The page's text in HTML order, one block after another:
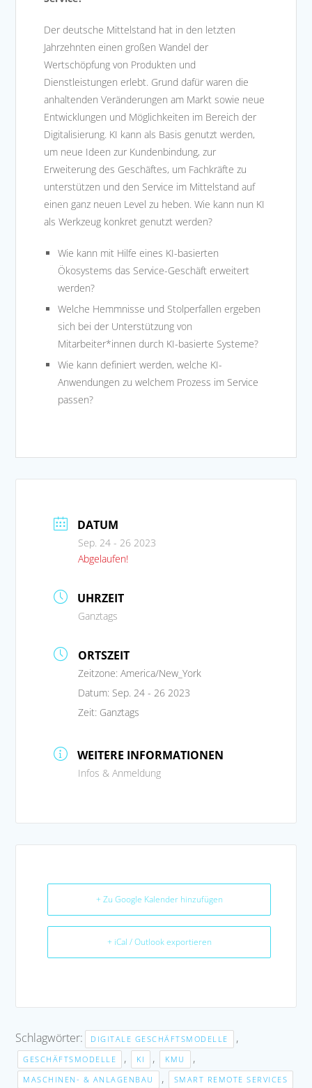
Der deutsche Mittelstand hat in den letzten
Jahrzehnten einen großen Wandel der
Wertschöpfung von Produkten und
Dienstleistungen erlebt. Grund dafür waren die
anhaltenden Veränderungen am Markt sowie neue
Entwicklungen und Möglichkeiten im Bereich der
Digitalisierung. KI kann als Basis genutzt werden,
um neue Ideen zur Kundenbindung, zur
Erweiterung des Geschäftes, um Fachkräfte zu
unterstützen und den Service im Mittelstand auf
einen ganz neuen Level zu heben. Wie kann nun KI
als Werkzeug konkret genutzt werden?
Wie kann mit Hilfe eines KI-basierten
Ökosystems das Service-Geschäft erweitert
werden?
Welche Hemmnisse und Stolperfallen ergeben
sich bei der Unterstützung von
Mitarbeiter*innen durch KI-basierte Systeme?
Wie kann definiert werden, welche KI-
Anwendungen zu welchem Prozess im Service
passen?
DATUM
Sep. 24 - 26 2023
Abgelaufen!
UHRZEIT
Ganztags
ORTSZEIT
Zeitzone:America/New_York
Datum: Sep. 24 - 26 2023
Zeit: Ganztags
WEITERE INFORMATIONEN
Infos & Anmeldung
+ Zu Google Kalender hinzufügen
+ iCal / Outlook exportieren
Schlagwörter: DIGITALE GESCHÄFTSMODELLE ,
GESCHÄFTSMODELLE , KI , KMU ,
MASCHINEN- & ANLAGENBAU , SMART REMOTE SERVICES